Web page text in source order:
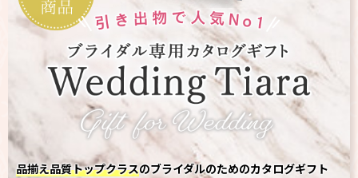
品揃え品質トップクラスのブライダルのためのカタログギフト